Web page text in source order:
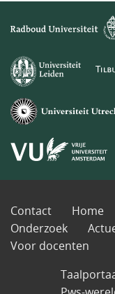
Contact Home
Onderzoek
Voor docenten